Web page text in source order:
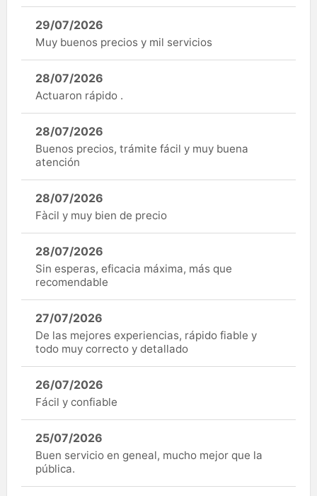
29/07/2026
Muy buenos precios y mil servicios
28/07/2026
Actuaron rápido .
28/07/2026
Buenos precios, trámite fácil y muy buena
atención
28/07/2026
Fàcil y muy bien de precio
28/07/2026
Sin esperas, eficacia máxima, más que
recomendable
27/07/2026
De las mejores experiencias, rápido fiable y
todo muy correcto y detallado
26/07/2026
Fácil y confiable
25/07/2026
Buen servicio en geneal, mucho mejor que la
pública.